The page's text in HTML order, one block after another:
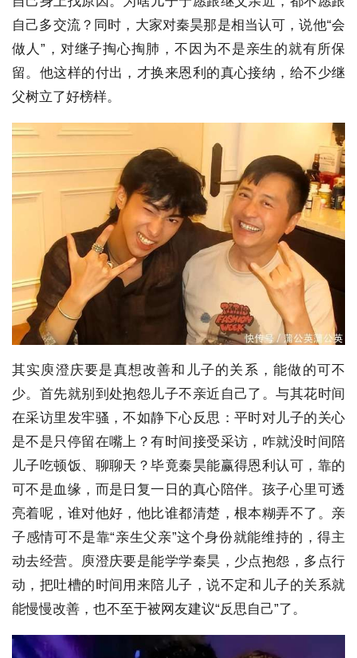
自己多交流？同时，大家对秦昊那是相当认可，说他“会
做人”，对继子掏心掏肺，不因为不是亲生的就有所保
留。他这样的付出，才换来恩利的真心接纳，给不少继
父树立了好榜样。
其实庾澄庆要是真想改善和儿子的关系，能做的可不
少。首先就别到处抱怨儿子不亲近自己了。与其花时间
在采访里发牢骚，不如静下心反思：平时对儿子的关心
是不是只停留在嘴上？有时间接受采访，咋就没时间陪
儿子吃顿饭、聊聊天？毕竟秦昊能赢得恩利认可，靠的
可不是血缘，而是日复一日的真心陪伴。孩子心里可透
亮着呢，谁对他好，他比谁都清楚，根本糊弄不了。亲
子感情可不是靠“亲生父亲”这个身份就能维持的，得主
动去经营。庾澄庆要是能学学秦昊，少点抱怨，多点行
动，把吐槽的时间用来陪儿子，说不定和儿子的关系就
能慢慢改善，也不至于被网友建议“反思自己”了。